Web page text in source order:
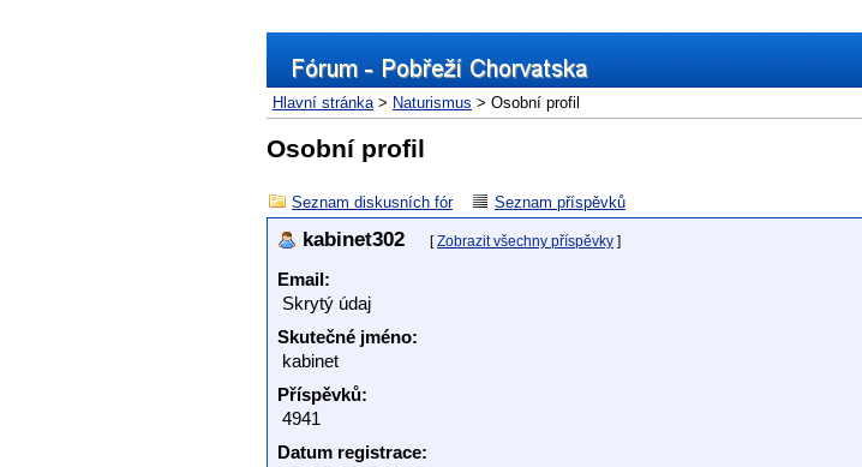
Hlavní stránka> Naturismus > Osobní profil
Osobní profil
Seznam diskusních fór Seznam příspěvků
kabinet302 [Zobrazit všechny příspěvky ]
Email:
Skrytý údaj
Skutečné jméno:
kabinet
Příspěvků:
4941
Datum registrace: